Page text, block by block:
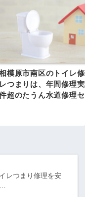
模原市南区のトイレ
レつまりは、年間修理
超のたうん水道修理
レつまり修理を安